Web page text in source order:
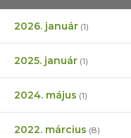
2026. január (1)
2025. január (1)
2024. május (1)
2022. március (8)